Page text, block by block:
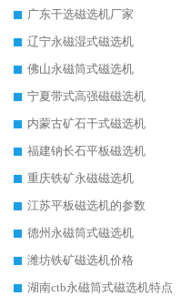
广东干选磁选机厂家
辽宁永磁湿式磁选机
佛山永磁筒式磁选机
宁夏带式高强磁磁选机
内蒙古矿石干式磁选机
福建钠长石平板磁选机
重庆铁矿永磁磁选机
江苏平板磁选机的参数
德州永磁筒式磁选机
潍坊铁矿磁选机价格
湖南ctb永磁筒式磁选机特点